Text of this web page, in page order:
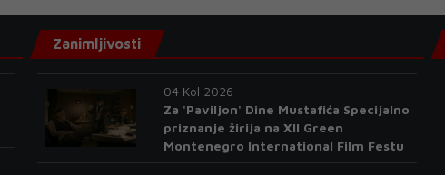
Zanimljivosti
04 Kol 2026
Za 'Paviljon' Dine Mustafića Specijalno
priznanje žirija na XII Green
Montenegro International Film Festu